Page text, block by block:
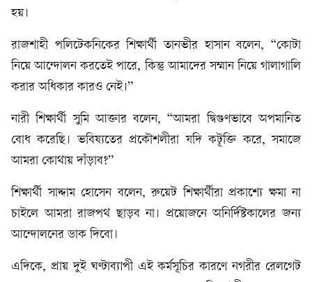
হয়।
রাজশাহী পলিটেকনিকের শিক্ষার্থী তানভীর হাসান বলেন, “কোটা
নিয়ে আন্দোলন করতেই পারে, কিন্তু আমাদের সম্মান নিয়ে গালাগালি
করার অধিকার কারও নেই।”
নারী শিক্ষার্থী সুমি আক্তার বলেন, “আমরা দ্বিগুণভাবে অপমানিত
বোধ করেছি। ভবিষ্যতের প্রকৌশলীরা যদি কটূক্তি করে, সমাজে
আমরা কোথায় দাঁড়াব?”
শিক্ষার্থী সাদ্দাম হোসেন বলেন, রুয়েট শিক্ষার্থীরা প্রকাশ্যে ক্ষমা না
চাইলে আমরা রাজপথ ছাড়ব না। প্রয়োজনে অনির্দিষ্টকালের জন্য
আন্দোলনের ডাক দিবো।
এদিকে, প্রায় দুই ঘণ্টাব্যাপী এই কর্মসূচির কারণে নগরীর রেলগেট